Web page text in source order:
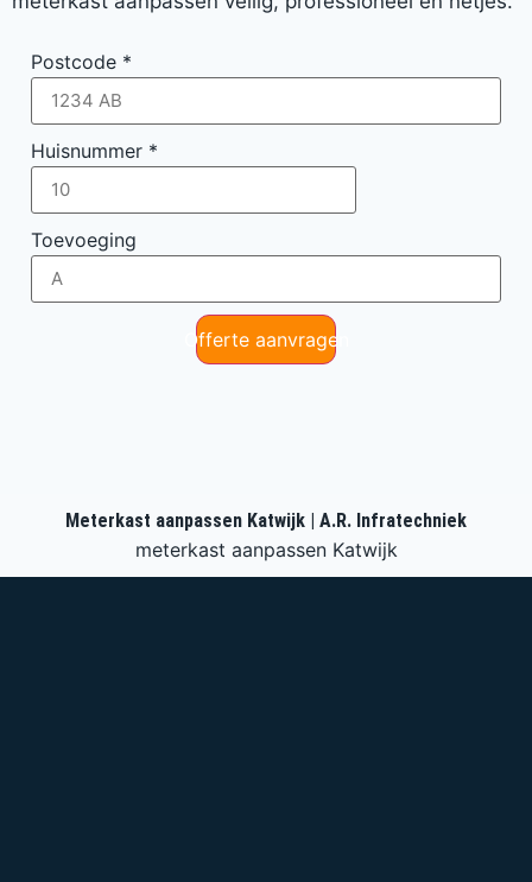
Postcode *
Huisnummer *
Toevoeging
Offerte aanvragen
Meterkast aanpassen Katwijk | A.R. Infratechniek
meterkast aanpassen Katwijk